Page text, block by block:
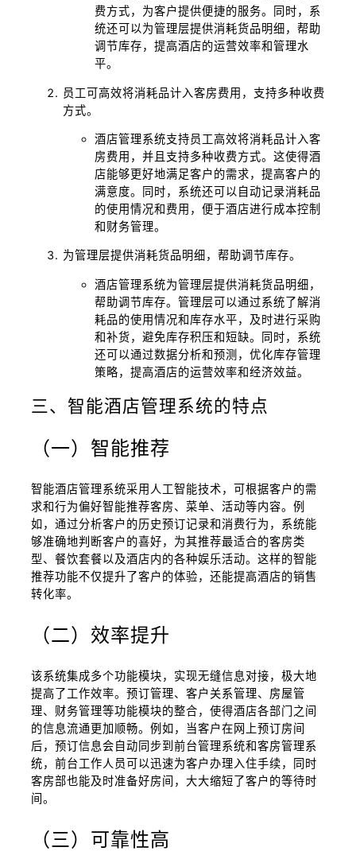
费方式，为客户提供便捷的服务。同时，系
统还可以为管理层提供消耗货品明细，帮助
调节库存，提高酒店的运营效率和管理水
平。
员工可高效将消耗品计入客房费用，支持多种收费
方式。
酒店管理系统支持员工高效将消耗品计入客
房费用，并且支持多种收费方式。这使得酒
店能够更好地满足客户的需求，提高客户的
满意度。同时，系统还可以自动记录消耗品
的使用情况和费用，便于酒店进行成本控制
和财务管理。
为管理层提供消耗货品明细，帮助调节库存。
酒店管理系统为管理层提供消耗货品明细，
帮助调节库存。管理层可以通过系统了解消
耗品的使用情况和库存水平，及时进行采购
和补货，避免库存积压和短缺。同时，系统
还可以通过数据分析和预测，优化库存管理
策略，提高酒店的运营效率和经济效益。
三、智能酒店管理系统的特点
（一）智能推荐
智能酒店管理系统采用人工智能技术，可根据客户的需
求和行为偏好智能推荐客房、菜单、活动等内容。例
如，通过分析客户的历史预订记录和消费行为，系统能
够准确地判断客户的喜好，为其推荐最适合的客房类
型、餐饮套餐以及酒店内的各种娱乐活动。这样的智能
推荐功能不仅提升了客户的体验，还能提高酒店的销售
转化率。
（二）效率提升
该系统集成多个功能模块，实现无缝信息对接，极大地
提高了工作效率。预订管理、客户关系管理、房屋管
理、财务管理等功能模块的整合，使得酒店各部门之间
的信息流通更加顺畅。例如，当客户在网上预订房间
后，预订信息会自动同步到前台管理系统和客房管理系
统，前台工作人员可以迅速为客户办理入住手续，同时
客房部也能及时准备好房间，大大缩短了客户的等待时
间。
（三）可靠性高